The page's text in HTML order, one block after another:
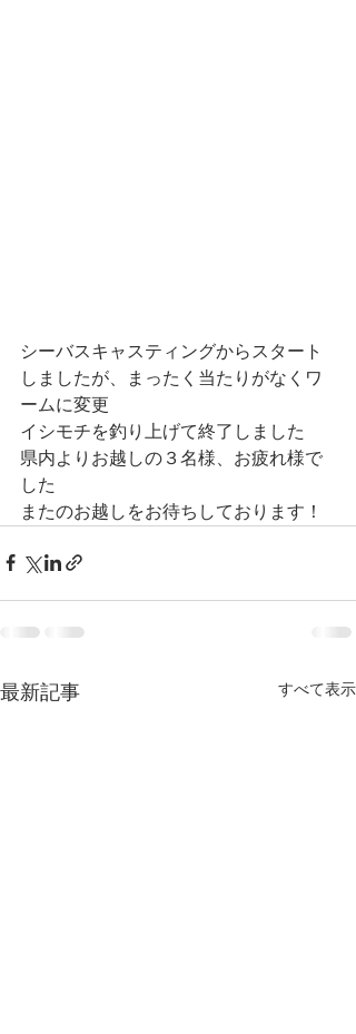
シーバスキャスティングからスタート
しましたが、まったく当たりがなくワ
ームに変更
イシモチを釣り上げて終了しました
県内よりお越しの３名様、お疲れ様で
した
またのお越しをお待ちしております！
最新記事 すべて表示